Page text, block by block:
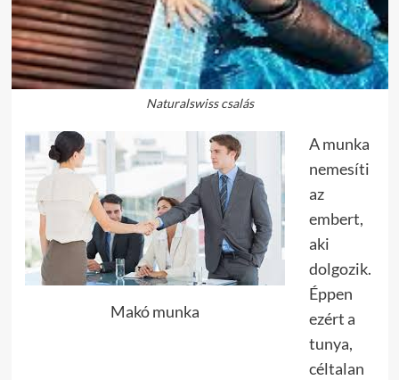
Naturalswiss csalás
Makó munka
A munka
nemesíti
az
embert,
aki
dolgozik.
Éppen
ezért a
tunya,
céltalan